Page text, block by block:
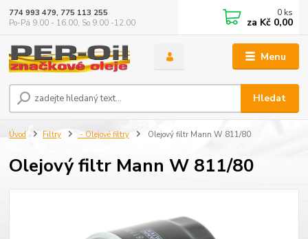
Menu
Hledat
774 993 479, 775 113 255
Po-Pá 9.00 - 16.00, So 9.00 -12.00
0 ks
za Kč 0,00
Úvod Filtry - Olejové filtry Olejový filtr Mann W 811/80
Olejový filtr Mann W 811/80